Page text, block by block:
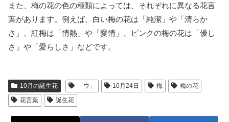
また、梅の花の色の種類によっては、それぞれに異なる花言
葉があります。例えば、白い梅の花は「純潔」や「清らか
さ」、紅梅は「情熱」や「愛情」、ピンクの梅の花は「優し
さ」や「愛らしさ」などです。
10月の誕生花 「ウ」 10月24日 梅
梅の花
花言葉
誕生花